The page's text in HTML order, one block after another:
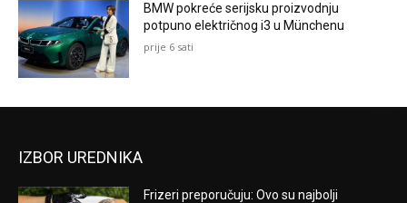
BMW pokreće serijsku proizvodnju
potpuno električnog i3 u Münchenu
prije 6 sati
IZBOR UREDNIKA
Frizeri preporučuju: Ovo su najbolji